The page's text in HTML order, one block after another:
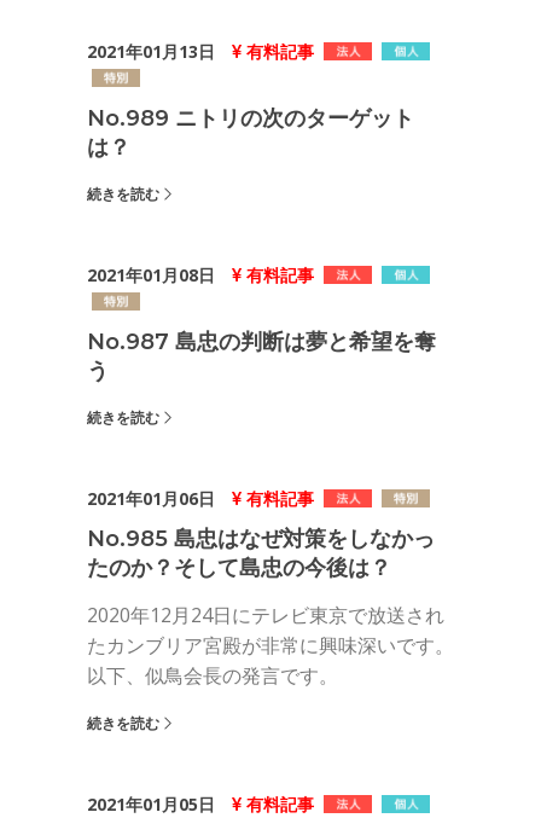
2021年01月13日 有料記事
No.989 ニトリの次のターゲット
は？
続きを読む
2021年01月08日 有料記事
No.987 島忠の判断は夢と希望を奪
う
続きを読む
2021年01月06日 有料記事
No.985 島忠はなぜ対策をしなかっ
たのか？そして島忠の今後は？
2020年12月24日にテレビ東京で放送され
たカンブリア宮殿が非常に興味深いです。
以下、似鳥会長の発言です。
続きを読む
2021年01月05日 有料記事